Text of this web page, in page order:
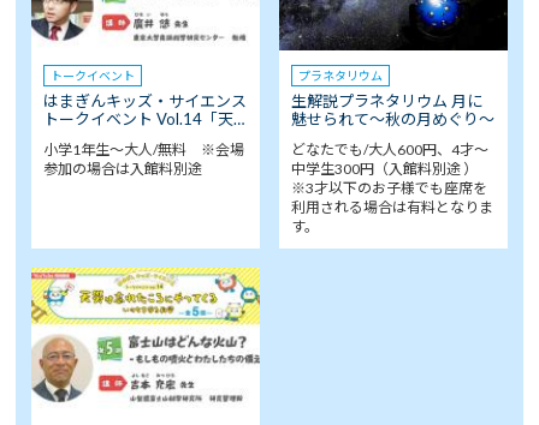
トークイベント
はまぎんキッズ・サイエンス
トークイベント Vol.14「天…
小学1年生～大人/無料 ※会場
参加の場合は入館料別途
プラネタリウム
生解説プラネタリウム 月に
魅せられて～秋の月めぐり～
どなたでも/大人600円、4才～
中学生300円（入館料別途 ）
※3才以下のお子様でも座席を
利用される場合は有料となりま
す。